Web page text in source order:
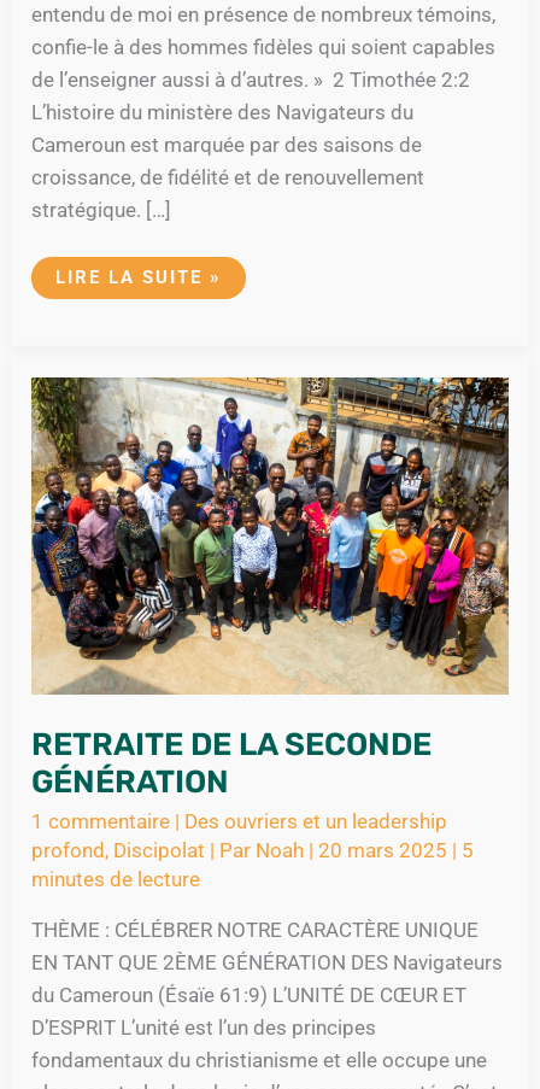
entendu de moi en présence de nombreux témoins,
confie-le à des hommes fidèles qui soient capables
de l’enseigner aussi à d’autres. » 2 Timothée 2:2
L’histoire du ministère des Navigateurs du
Cameroun est marquée par des saisons de
croissance, de fidélité et de renouvellement
stratégique. […]
LIRE LA SUITE »
RETRAITE DE LA SECONDE
GÉNÉRATION
1 commentaire | Des ouvriers et un leadership
profond , Discipolat | Par Noah |20 mars 2025 | 5
minutes de lecture
THÈME : CÉLÉBRER NOTRE CARACTÈRE UNIQUE
EN TANT QUE 2ÈME GÉNÉRATION DES Navigateurs
du Cameroun (Ésaïe 61:9) L’UNITÉ DE CŒUR ET
D’ESPRIT L’unité est l’un des principes
fondamentaux du christianisme et elle occupe une
LA
SECONDE
GÉNÉRATION